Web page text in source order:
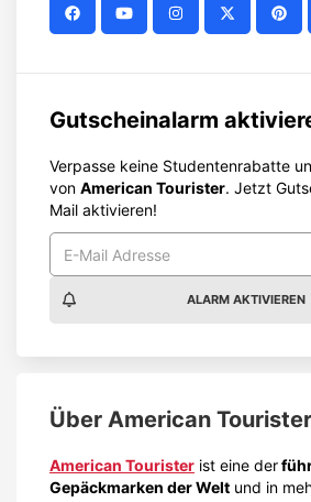
Gutscheinalarm
Verpasse keine Studentenrabatte
von American Tourister. Jetzt
Mail aktivieren!
ALARM AKTIVIEREN
Über American Tourister
American Tourister ist eine der
Gepäckmarken der Welt und in